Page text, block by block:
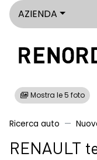
AZIENDA
Mostra le 5 foto
Ricerca auto
RENAULT